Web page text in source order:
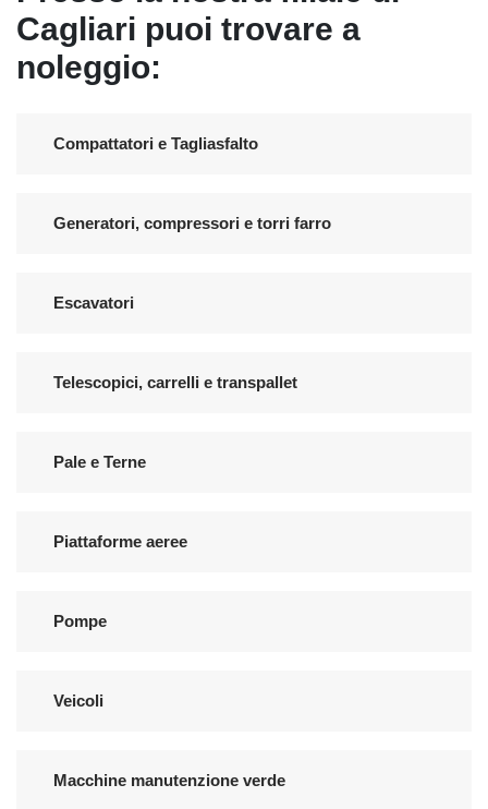
Cagliari puoi trovare a
noleggio:
Compattatori e Tagliasfalto
Generatori, compressori e torri farro
Escavatori
Telescopici, carrelli e transpallet
Pale e Terne
Piattaforme aeree
Pompe
Veicoli
Macchine manutenzione verde